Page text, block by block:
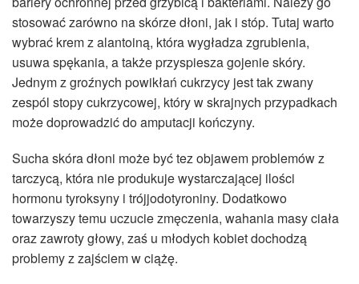
stosować zarówno na skórze dłoni, jak i stóp. Tutaj warto
wybrać krem z alantoiną, która wygładza zgrubienia,
usuwa spękania, a także przyspiesza gojenie skóry.
Jednym z groźnych powikłań cukrzycy jest tak zwany
zespól stopy cukrzycowej, który w skrajnych przypadkach
może doprowadzić do amputacji kończyny.
Sucha skóra dłoni może być tez objawem problemów z
tarczycą, która nie produkuje wystarczającej ilości
hormonu tyroksyny i trójjodotyroniny. Dodatkowo
towarzyszy temu uczucie zmęczenia, wahania masy ciała
oraz zawroty głowy, zaś u młodych kobiet dochodzą
problemy z zajściem w ciążę.